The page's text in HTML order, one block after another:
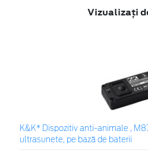
Vizualizați
K&K* Dispozitiv anti-animale ,
ultrasunete, pe bază de baterii